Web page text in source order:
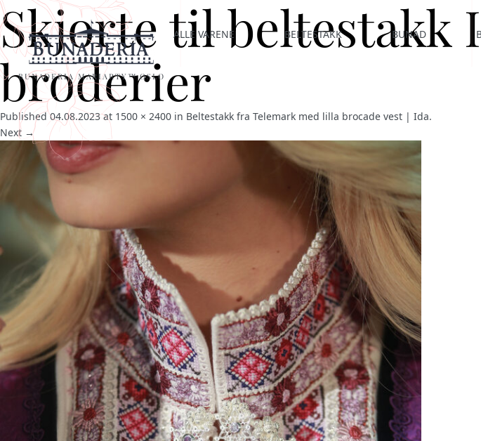
BUNADERIA MARIARTY™ OSLO
ALLE VARENE BELTESTAKK BUNAD
Skjorte til beltestakk
broderier
Published04.08.2023at 1500 × 2400 in Beltestakk fra Telemark med lilla brocade vest | Ida.
Next →